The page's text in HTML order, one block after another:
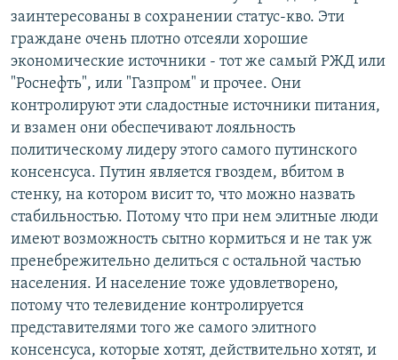
заинтересованы в сохранении статус-кво. Эти
граждане очень плотно отсеяли хорошие
экономические источники - тот же самый РЖД или
"Роснефть", или "Газпром" и прочее. Они
контролируют эти сладостные источники питания,
и взамен они обеспечивают лояльность
политическому лидеру этого самого путинского
консенсуса. Путин является гвоздем, вбитом в
стенку, на котором висит то, что можно назвать
стабильностью. Потому что при нем элитные люди
имеют возможность сытно кормиться и не так уж
пренебрежительно делиться с остальной частью
населения. И население тоже удовлетворено,
потому что телевидение контролируется
представителями того же самого элитного
консенсуса, которые хотят, действительно хотят, и